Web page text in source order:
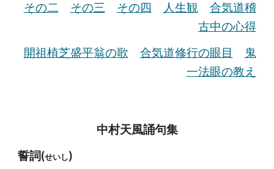
その二
その三 その四 人生観
合気道稽
古中の心得
開祖植芝盛平翁の歌
合気道修行の眼目
鬼
一法眼の教え
中村天風誦句集
誓詞(せいし)